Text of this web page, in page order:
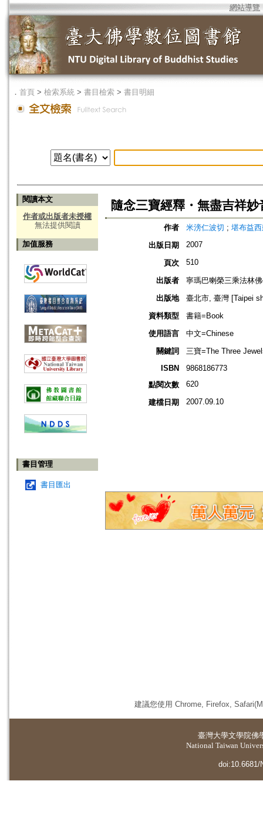
網站導覽
． 首頁 > 檢索系統 > 書目檢索 > 書目明細
閱讀本文
作者或出版者未授權
無法提供閱讀
加值服務
書目管理
書目匯出
隨念三寶經釋・無盡吉祥妙
作者 米滂仁波切 ; 堪布益
出版日期
2007
頁次 510
出版者
寧瑪巴喇榮三乘法林
出版地
臺北市, 臺灣 [Taipei
資料類型
書籍=Book
使用語言
中文=Chinese
關鍵詞
三寶=The Three
ISBN
9868186773
點閱次數
620
建檔日期 2007.09.10
建議您使用 Chrome, Firefox,
臺灣大學文學院佛
National Taiwan
doi:10.6681/